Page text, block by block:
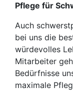
Pflege für
Auch
bei uns die
würdevolles
Mitarbeiter
Bedürfnisse
maximale